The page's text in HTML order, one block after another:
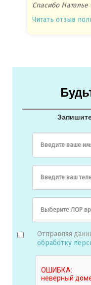
Спасибо
Читать отзыв
Введите ваше
Введите ваш
Отправляя
обработку